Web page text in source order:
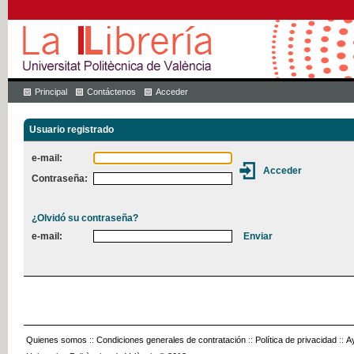
Principal Contáctenos Acceder
Usuario registrado
e-mail:
Contraseña:
¿Olvidó su contraseña?
e-mail:
Quienes somos :: Condiciones generales de contratación :: Política de privacidad ::